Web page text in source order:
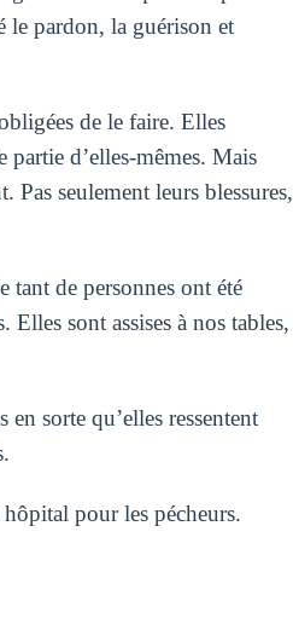
le pardon, la guérison et
de le faire. Elles
partie d’elles-mêmes. Mais
Pas seulement leurs blessures,
tant de personnes ont été
Elles sont assises à nos tables,
sorte qu’elles ressentent
pour les pécheurs.